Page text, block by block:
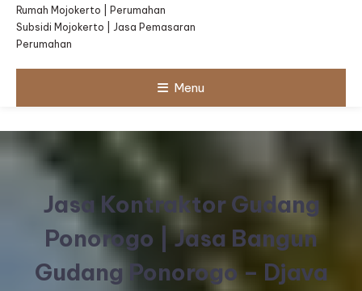
Rumah Mojokerto | Perumahan
Subsidi Mojokerto | Jasa Pemasaran
Perumahan
Menu
Jasa Kontraktor Gudang
Ponorogo | Jasa Bangun
Gudang Ponorogo – Djava